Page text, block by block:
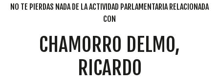
NO TE PIERDAS NADA DE LA ACTIVIDAD PARLAMENTARIA RELACIONADA
CON
CHAMORRO DELMO,
RICARDO